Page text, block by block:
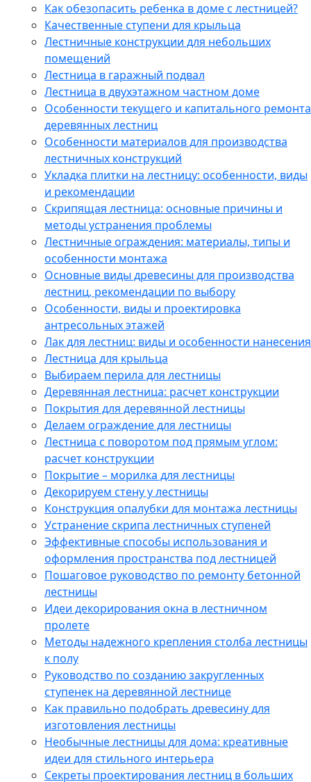
Как обезопасить ребенка в доме с лестницей?
Качественные ступени для крыльца
Лестничные конструкции для небольших
помещений
Лестница в гаражный подвал
Лестница в двухэтажном частном доме
Особенности текущего и капитального ремонта
деревянных лестниц
Особенности материалов для производства
лестничных конструкций
Укладка плитки на лестницу: особенности, виды
и рекомендации
Скрипящая лестница: основные причины и
методы устранения проблемы
Лестничные ограждения: материалы, типы и
особенности монтажа
Основные виды древесины для производства
лестниц, рекомендации по выбору
Особенности, виды и проектировка
антресольных этажей
Лак для лестниц: виды и особенности нанесения
Лестница для крыльца
Выбираем перила для лестницы
Деревянная лестница: расчет конструкции
Покрытия для деревянной лестницы
Делаем ограждение для лестницы
Лестница с поворотом под прямым углом:
расчет конструкции
Покрытие – морилка для лестницы
Декорируем стену у лестницы
Конструкция опалубки для монтажа лестницы
Устранение скрипа лестничных ступеней
Эффективные способы использования и
оформления пространства под лестницей
Пошаговое руководство по ремонту бетонной
лестницы
Идеи декорирования окна в лестничном
пролете
Методы надежного крепления столба лестницы
к полу
Руководство по созданию закругленных
ступенек на деревянной лестнице
Как правильно подобрать древесину для
изготовления лестницы
Необычные лестницы для дома: креативные
идеи для стильного интерьера
Секреты проектирования лестниц в больших